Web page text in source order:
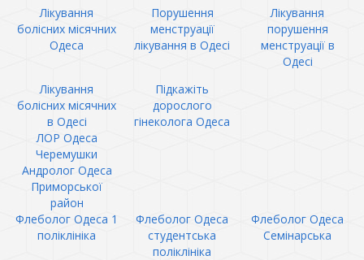
Лікування
болісних місячних
Одеса
Порушення
менструації
лікування в Одесі
Лікування
порушення
менструації в
Одесі
Лікування
болісних місячних
в Одесі
Підкажіть
дорослого
гінеколога Одеса
ЛОР Одеса
Черемушки
Андролог Одеса
Приморської
район
Флеболог Одеса 1
поліклініка
Флеболог Одеса
студентська
поліклініка
Флеболог Одеса
Семінарська